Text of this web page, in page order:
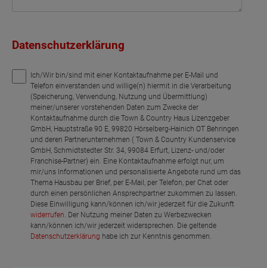
Datenschutzerklärung
Ich/Wir bin/sind mit einer Kontaktaufnahme per E-Mail und
Telefon einverstanden und willige(n) hiermit in die Verarbeitung
(Speicherung, Verwendung, Nutzung und Übermittlung)
meiner/unserer vorstehenden Daten zum Zwecke der
Kontaktaufnahme durch die Town & Country Haus Lizenzgeber
GmbH, Hauptstraße 90 E, 99820 Hörselberg-Hainich OT Behringen
und deren Partnerunternehmen ( Town & Country Kundenservice
GmbH, Schmidtstedter Str. 34, 99084 Erfurt, Lizenz- und/oder
Franchise-Partner) ein. Eine Kontaktaufnahme erfolgt nur, um
mir/uns Informationen und personalisierte Angebote rund um das
Thema Hausbau per Brief, per E-Mail, per Telefon, per Chat oder
durch einen persönlichen Ansprechpartner zukommen zu lassen.
Diese Einwilligung kann/können ich/wir jederzeit für die Zukunft
widerrufen. Der Nutzung meiner Daten zu Werbezwecken
kann/können ich/wir jederzeit widersprechen. Die geltende
Datenschutzerklärung habe ich zur Kenntnis genommen.